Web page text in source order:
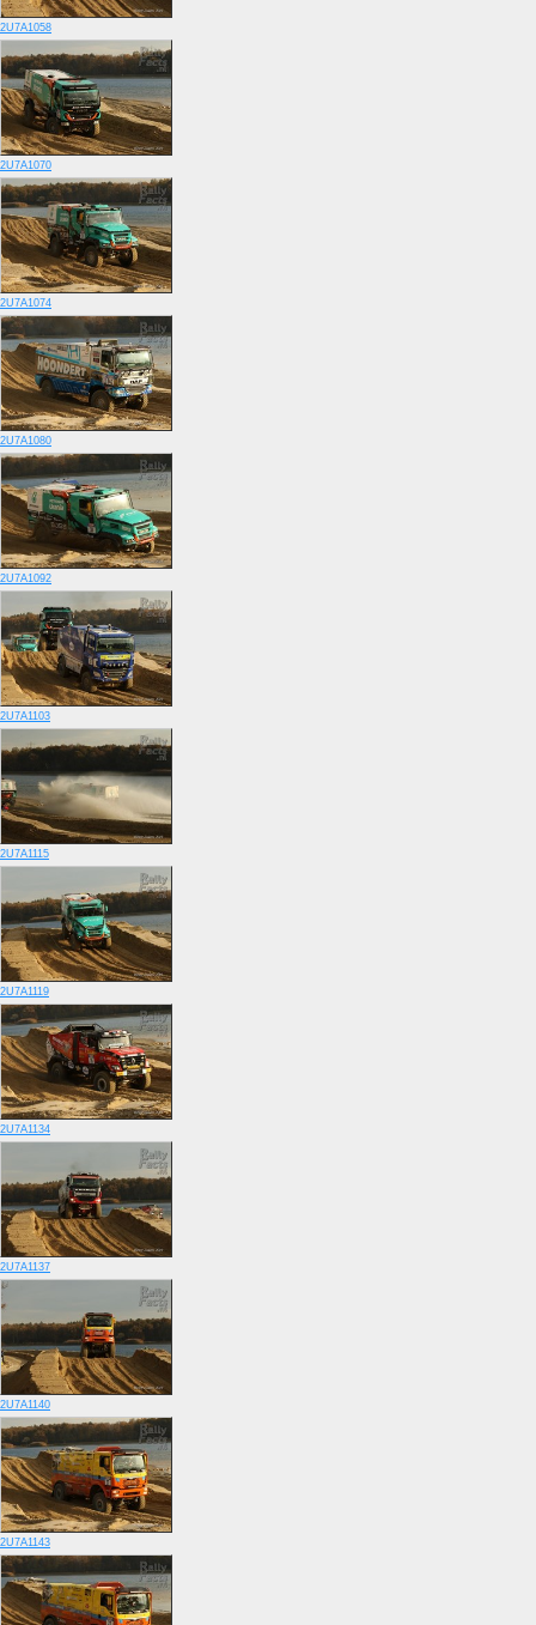
2U7A1058
2U7A1070
2U7A1074
2U7A1080
2U7A1092
2U7A1103
2U7A1115
2U7A1119
2U7A1134
2U7A1137
2U7A1140
2U7A1143